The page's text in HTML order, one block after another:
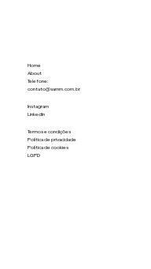
Home
About
Telefone:
contato@samm.com.br
Instagram
LinkedIn
Termos e condições
Política de privacidade
Política de cookies
LGPD